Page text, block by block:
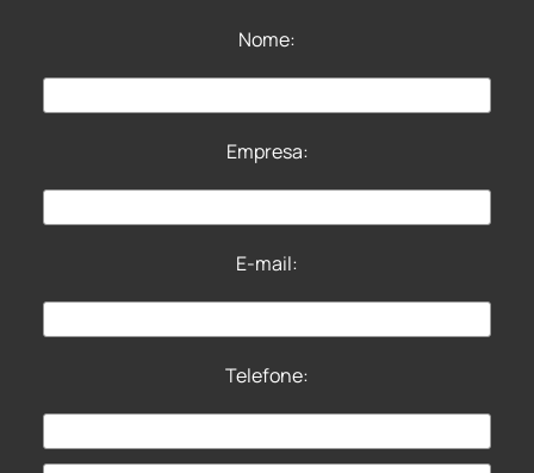
Nome:
Empresa:
E-mail:
Telefone: